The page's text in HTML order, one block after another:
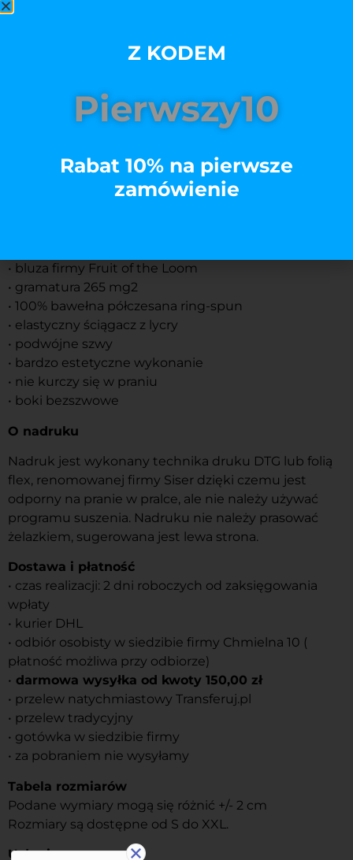
Dodaj do koszyka
Opis
• bluza firmy Fruit of the Loom
• gramatura 265 mg2
• 100% bawełna półczesana ring-spun
• elastyczny ściągacz z lycry
• podwójne szwy
• bardzo estetyczne wykonanie
• nie kurczy się w praniu
• boki bezszwowe
O nadruku
Nadruk jest wykonany technika druku DTG lub folią
flex, renomowanej firmy Siser dzięki czemu jest
odporny na pranie w pralce, ale nie należy używać
programu suszenia. Nadruku nie należy prasować
żelazkiem, sugerowana jest lewa strona.
Dostawa i płatność
• czas realizacji: 2 dni roboczych od zaksięgowania
wpłaty
• kurier DHL
• odbiór osobisty w siedzibie firmy Chmielna 10 (
płatność możliwa przy odbiorze)
• darmowa wysyłka od kwoty 150,00 zł
• przelew natychmiastowy Transferuj.pl
• przelew tradycyjny
• gotówka w siedzibie firmy
• za pobraniem nie wysyłamy
Tabela rozmiarów
Podane wymiary mogą się różnić +/- 2 cm
Rozmiary są dostępne od S do XXL.
Usługi
Z KODEM
Pierwszy10
Rabat 10% na pierwsze
zamówienie